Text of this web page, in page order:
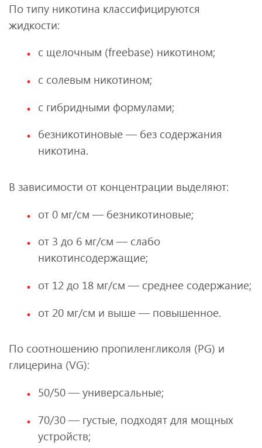
По типу никотина классифицируются
жидкости:
с щелочным (freebase) никотином;
с солевым никотином;
с гибридными формулами;
безникотиновые — без содержания
никотина.
В зависимости от концентрации выделяют:
от 0 мг/см — безникотиновые;
от 3 до 6 мг/см — слабо
никотинсодержащие;
от 12 до 18 мг/см — среднее содержание;
от 20 мг/см и выше — повышенное.
По соотношению пропиленгликоля (PG) и
глицерина (VG):
50/50 — универсальные;
70/30 — густые, подходят для мощных
устройств;